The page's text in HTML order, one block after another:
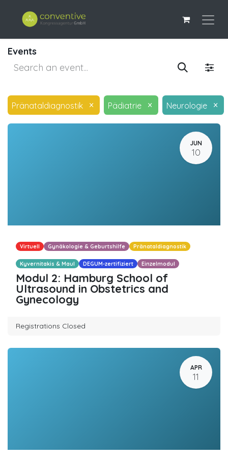
Events
Pränataldiagnostik × Pädiatrie × Neurologie ×
JUN
10
Virtuell Gynäkologie & Geburtshilfe Pränataldiagnostik
Kyvernitakis & Maul DEGUM-zertifiziert Einzelmodul
Modul 2: Hamburg School of
Ultrasound in Obstetrics and
Gynecology
Registrations Closed
APR
11